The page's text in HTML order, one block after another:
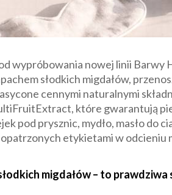
wypróbowania nowej linii Barwy
słodkich migdałów,
cennymi naturalnymi
które gwarantują
pod prysznic, mydło, masło do
etykietami w odcieniu
migdałów – to